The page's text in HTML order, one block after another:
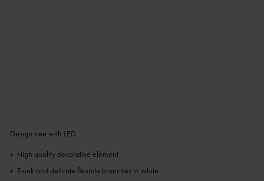
Design tree with LED
High quality decorative element
Trunk and delicate flexible branches in white